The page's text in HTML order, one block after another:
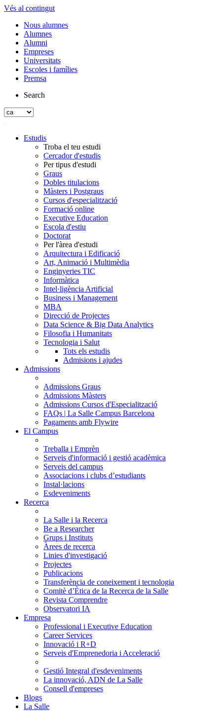
Vés al contingut
Nous alumnes
Alumnes
Alumni
Empreses
Universitats
Escoles i famílies
Premsa
Search
Estudis
Troba el teu estudi
Cercador d'estudis
Per tipus d'estudi
Graus
Dobles titulacions
Màsters i Postgraus
Cursos d'especialització
Formació online
Executive Education
Escola d'estiu
Doctorat
Per l'àrea d'estudi
Arquitectura i Edificació
Art, Animació i Multimèdia
Enginyeries TIC
Informàtica
Intel·ligència Artificial
Business i Management
MBA
Direcció de Projectes
Data Science & Big Data Analytics
Filosofia i Humanitats
Tecnologia i Salut
Tots els estudis
Admisions i ajudes
Admissions
Admissions Graus
Admissions Màsters
Admissions Cursos d'Especialització
FAQs | La Salle Campus Barcelona
Pagaments amb Flywire
El Campus
Treballa i Emprèn
Serveis d'informació i gestió acadèmica
Serveis del campus
Associacions i clubs d’estudiants
Instal·lacions
Esdeveniments
Recerca
La Salle i la Recerca
Be a Researcher
Grups i Instituts
Àrees de recerca
Linies d'investigació
Projectes
Publicacions
Transferència de coneixement i tecnologia
Comitè d’Ètica de la Recerca de la Salle
Revista Comprendre
Observatori IA
Empresa
Professional i Executive Education
Career Services
Innovació i R+D
Serveis d'Emprenedoria i Acceleració
Gestió Integral d'esdeveniments
La innovació, ADN de La Salle
Consell d'empreses
Blogs
La Salle